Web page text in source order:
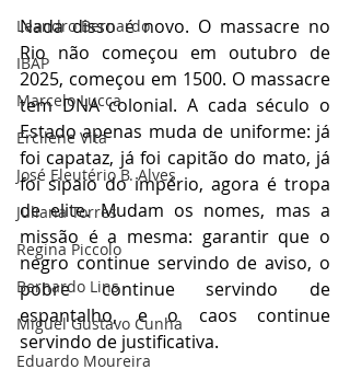
Leandro Bernardo
IBAP
Marcelo Lucca
Ercilene Vita
José Eleutério B. Alves
Juliana Torres
Regina Piccolo
Bernardo Lins
Miguel Gustavo Cunha
Eduardo Moureira
Nada disso é novo. O massacre no
Rio não começou em outubro de
2025, começou em 1500. O massacre
tem DNA colonial. A cada século o
Estado apenas muda de uniforme: já
foi capataz, já foi capitão do mato, já
foi sipaio do império, agora é tropa
de elite. Mudam os nomes, mas a
missão é a mesma: garantir que o
negro continue servindo de aviso, o
pobre continue servindo de
espantalho, e o caos continue
servindo de justificativa.